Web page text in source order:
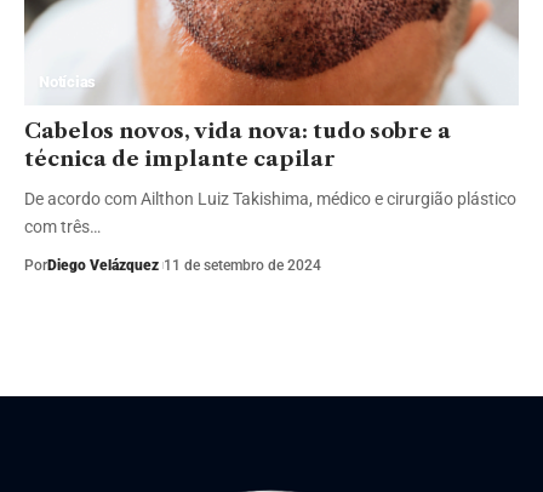
Notícias
Cabelos novos, vida nova: tudo sobre a
técnica de implante capilar
De acordo com Ailthon Luiz Takishima, médico e cirurgião plástico
com três…
PorDiego Velázquez 11 de setembro de 2024